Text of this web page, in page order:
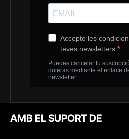
AMB EL SUPORT DE